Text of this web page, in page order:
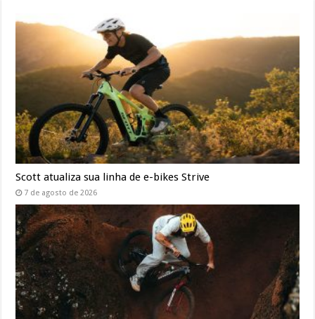
Scott atualiza sua linha de e-bikes Strive
7 de agosto de 2026